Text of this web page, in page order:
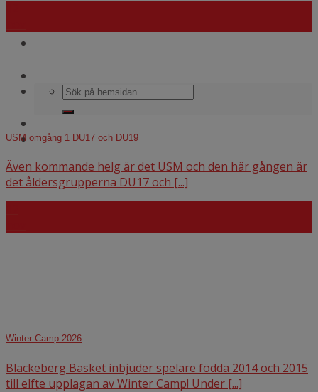
USM omgång 1 DU17 och DU19
Även kommande helg är det USM och den här gången är
det åldersgrupperna DU17 och [...]
Winter Camp 2026
Blackeberg Basket inbjuder spelare födda 2014 och 2015
till elfte upplagan av Winter Camp! Under [...]